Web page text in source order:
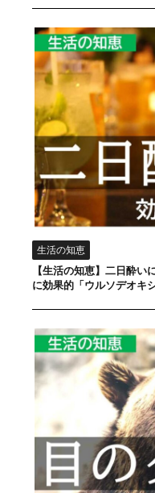
生活の知恵
【生活の知恵】二日酔
に効果的「ウルソデオキ